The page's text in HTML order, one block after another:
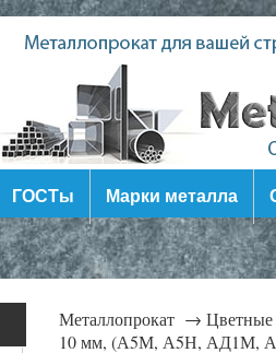
ГОСТы Марки металла
Металлопрокат →
10 мм, (А5М, А5Н,